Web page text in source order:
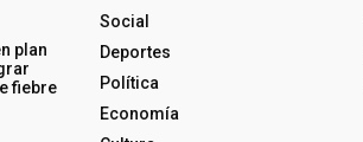
plan
fiebre
Social
Deportes
Política
Economía